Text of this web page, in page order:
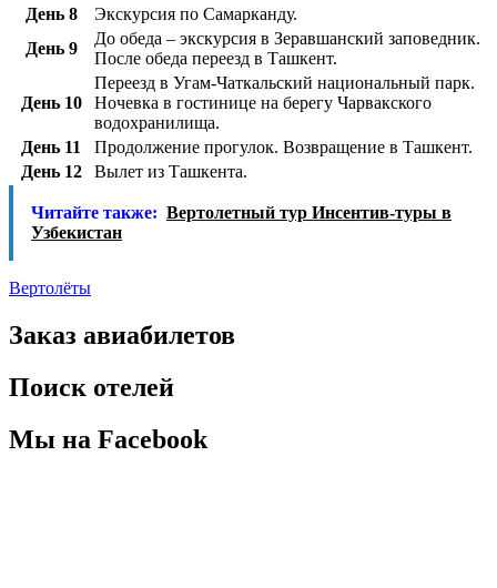
День 8
Экскурсия по Самарканду.
День 9
До обеда – экскурсия в Зеравшанский заповедник.
После обеда переезд в Ташкент.
День 10
Переезд в Угам-Чаткальский национальный парк.
Ночевка в гостинице на берегу Чарвакского
водохранилища.
День 11
Продолжение прогулок. Возвращение в Ташкент.
День 12
Вылет из Ташкента.
Читайте также: Вертолетный тур Инсентив-туры в
Узбекистан
Вертолёты
Заказ авиабилетов
Поиск отелей
Мы на Facebook